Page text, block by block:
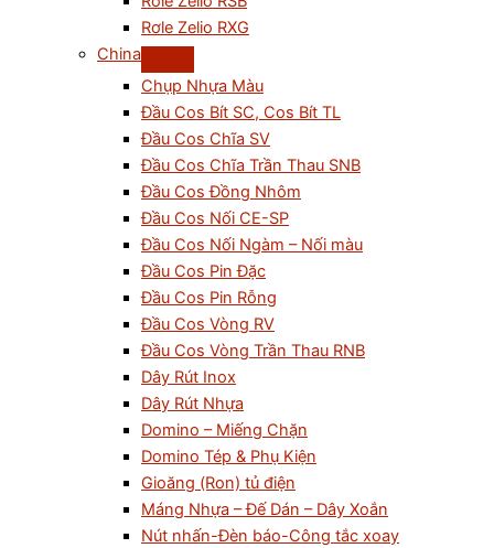
Rơle Zelio RXG
China
Chụp Nhựa Màu
Đầu Cos Bít SC, Cos Bít TL
Đầu Cos Chĩa SV
Đầu Cos Chĩa Trần Thau SNB
Đầu Cos Đồng Nhôm
Đầu Cos Nối CE-SP
Đầu Cos Nối Ngàm – Nối màu
Đầu Cos Pin Đặc
Đầu Cos Pin Rỗng
Đầu Cos Vòng RV
Đầu Cos Vòng Trần Thau RNB
Dây Rút Inox
Dây Rút Nhựa
Domino – Miếng Chặn
Domino Tép & Phụ Kiện
Gioăng (Ron) tủ điện
Máng Nhựa – Đế Dán – Dây Xoắn
Nút nhấn-Đèn báo-Công tắc xoay